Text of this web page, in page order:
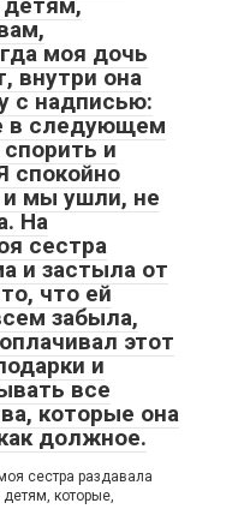
детям,
моя дочь
внутри она
с надписью:
в следующем
и
спокойно
и мы ушли, не
На
сестра
и застыла от
что ей
забыла,
этот
и
все
которые она
должное.
сестра раздавала
которые,